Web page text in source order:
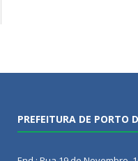
PREFEITURA DE PORTO